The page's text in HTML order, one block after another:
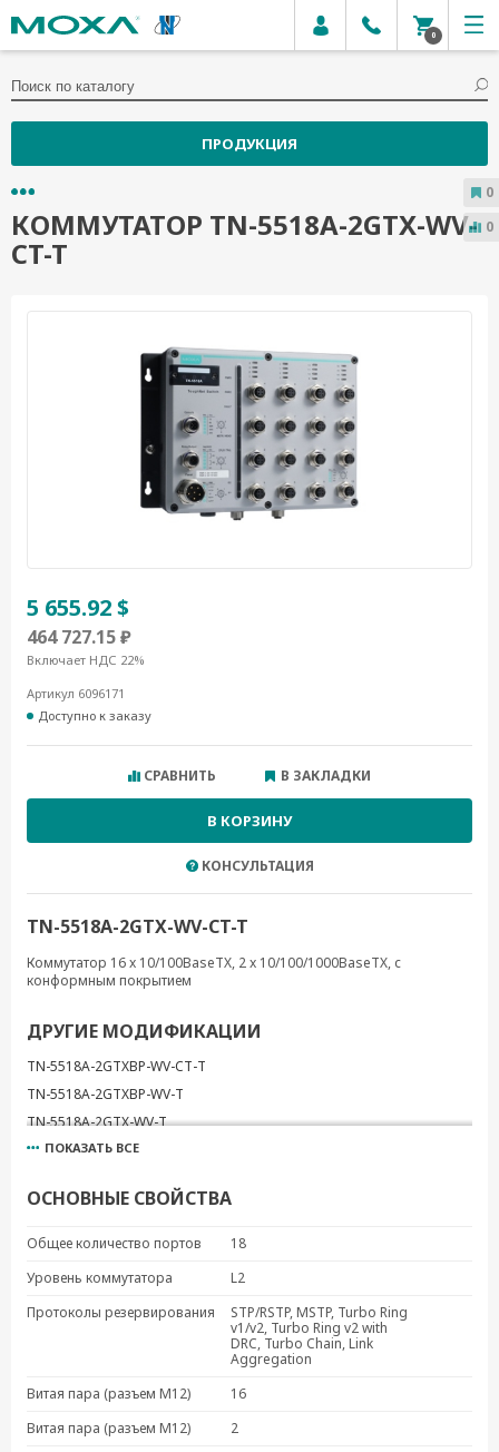
0
ПРОДУКЦИЯ
КОММУТАТОР TN-5518A-2GTX-WV-
CT-T
5 655.92 $
464 727.15 ₽
Включает НДС 22%
Артикул 6096171
Доступно к заказу
СРАВНИТЬ В ЗАКЛАДКИ
В КОРЗИНУ
КОНСУЛЬТАЦИЯ
TN-5518A-2GTX-WV-CT-T
Коммутатор 16 x 10/100BaseTX, 2 x 10/100/1000BaseTX, с
конформным покрытием
ДРУГИЕ МОДИФИКАЦИИ
TN-5518A-2GTXBP-WV-CT-T
TN-5518A-2GTXBP-WV-T
TN-5518A-2GTX-WV-T
TN-5510A-2GLSX-ODC-WV-CT-T
TN-5510A-2GTXBP-WV-CT-T
TN-5510A-2GTXBP-WV-T
TN-5510A-2GTX-WV-T
ПОКАЗАТЬ ВСЕ
ОСНОВНЫЕ СВОЙСТВА
Общее количество портов
18
Уровень коммутатора
L2
Протоколы резервирования
STP/RSTP, MSTP, Turbo Ring
v1/v2, Turbo Ring v2 with
DRC, Turbo Chain, Link
Aggregation
Витая пара (разъем M12)
16
Витая пара (разъем M12)
2
0
0